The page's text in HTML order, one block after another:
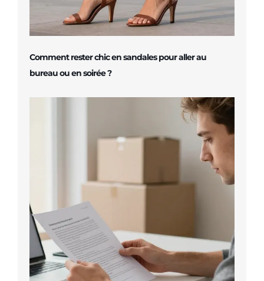
Comment rester chic en sandales pour aller au
bureau ou en soirée ?